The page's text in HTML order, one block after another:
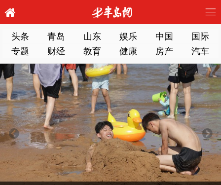
头条 青岛 山东 娱乐 中国
国际
专题
财经 教育 健康 房产 汽车